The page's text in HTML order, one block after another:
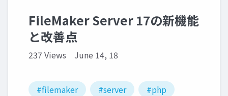
FileMaker Server 17の新機能
と改善点
237 Views June 14, 18
#filemaker #server
#php